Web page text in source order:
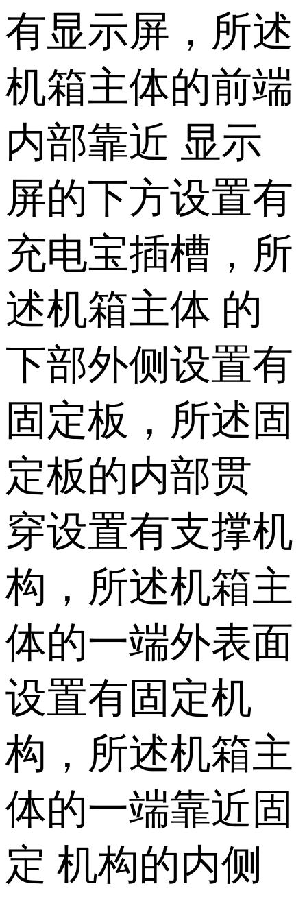
有显示屏，所述
机箱主体的前端
内部靠近 显示
屏的下方设置有
充电宝插槽，所
述机箱主体 的
下部外侧设置有
固定板，所述固
定板的内部贯
穿设置有支撑机
构，所述机箱主
体的一端外表面
设置有固定机
构，所述机箱主
体的一端靠近固
定 机构的内侧